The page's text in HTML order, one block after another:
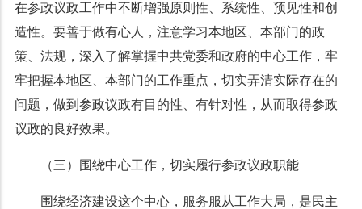
在参政议政工作中不断增强原则性、系统性、预见性和创
造性。要善于做有心人，注意学习本地区、本部门的政
策、法规，深入了解掌握中共党委和政府的中心工作，牢
牢把握本地区、本部门的工作重点，切实弄清实际存在的
问题，做到参政议政有目的性、有针对性，从而取得参政
议政的良好效果。
（三）围绕中心工作，切实履行参政议政职能
围绕经济建设这个中心，服务服从工作大局，是民主